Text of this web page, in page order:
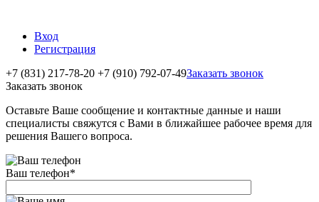
Вход
Регистрация
+7 (831) 217-78-20 +7 (910) 792-07-49Заказать звонок
Заказать звонок
Оставьте Ваше сообщение и контактные данные и наши
специалисты свяжутся с Вами в ближайшее рабочее время для
решения Вашего вопроса.
Ваш телефон*